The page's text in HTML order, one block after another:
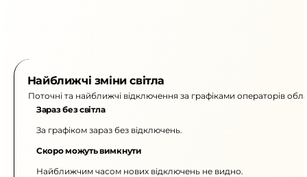
Найближчі зміни світла
Поточні та найближчі відключення за графіками операторів
Зараз без світла
За графіком зараз без відключень.
Скоро можуть вимкнути
Найближчим часом нових відключень не видно.